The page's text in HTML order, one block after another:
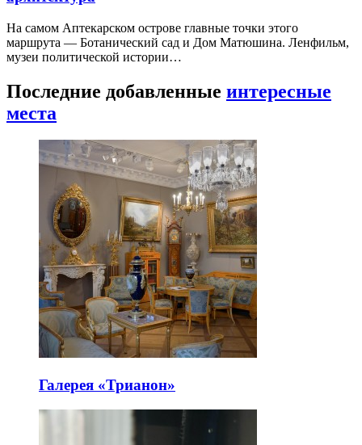
На самом Аптекарском острове главные точки этого
маршрута — Ботанический сад и Дом Матюшина. Ленфильм,
музеи политической истории…
Последние добавленные интересные
места
Галерея «Трианон»